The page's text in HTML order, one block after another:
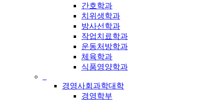
간호학과
치위생학과
방사선학과
작업치료학과
운동처방학과
체육학과
식품영양학과
경영사회과학대학
경영학부